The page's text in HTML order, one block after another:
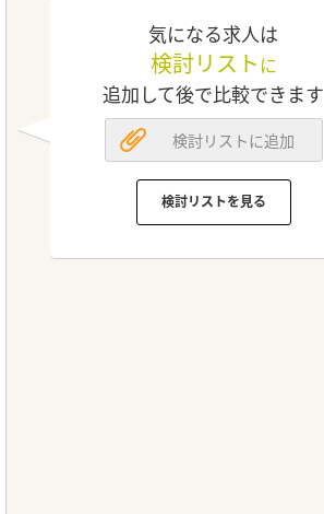
気になる求人は
検討リスト に
追加して後で比較できます
検討リストに追加
検討リストを見る